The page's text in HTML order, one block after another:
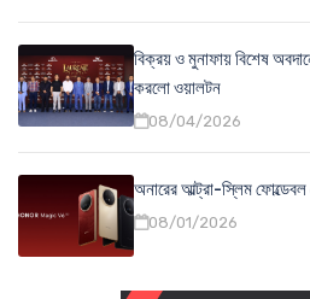
বিক্রয় ও মুনাফায় বিশেষ
করলো ওয়ালটন
08/04/2026
অনারের আল্ট্রা-স্লিম
08/01/2026